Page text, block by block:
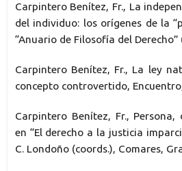
Carpintero Benítez, Fr., La
del individuo: los orígenes de la
“Anuario de Filosofía del
Carpintero Benítez, Fr., La ley
concepto controvertido,
Carpintero Benítez, Fr., Persona,
en “El derecho a la justicia
C. Londoño (coords.), Comares,